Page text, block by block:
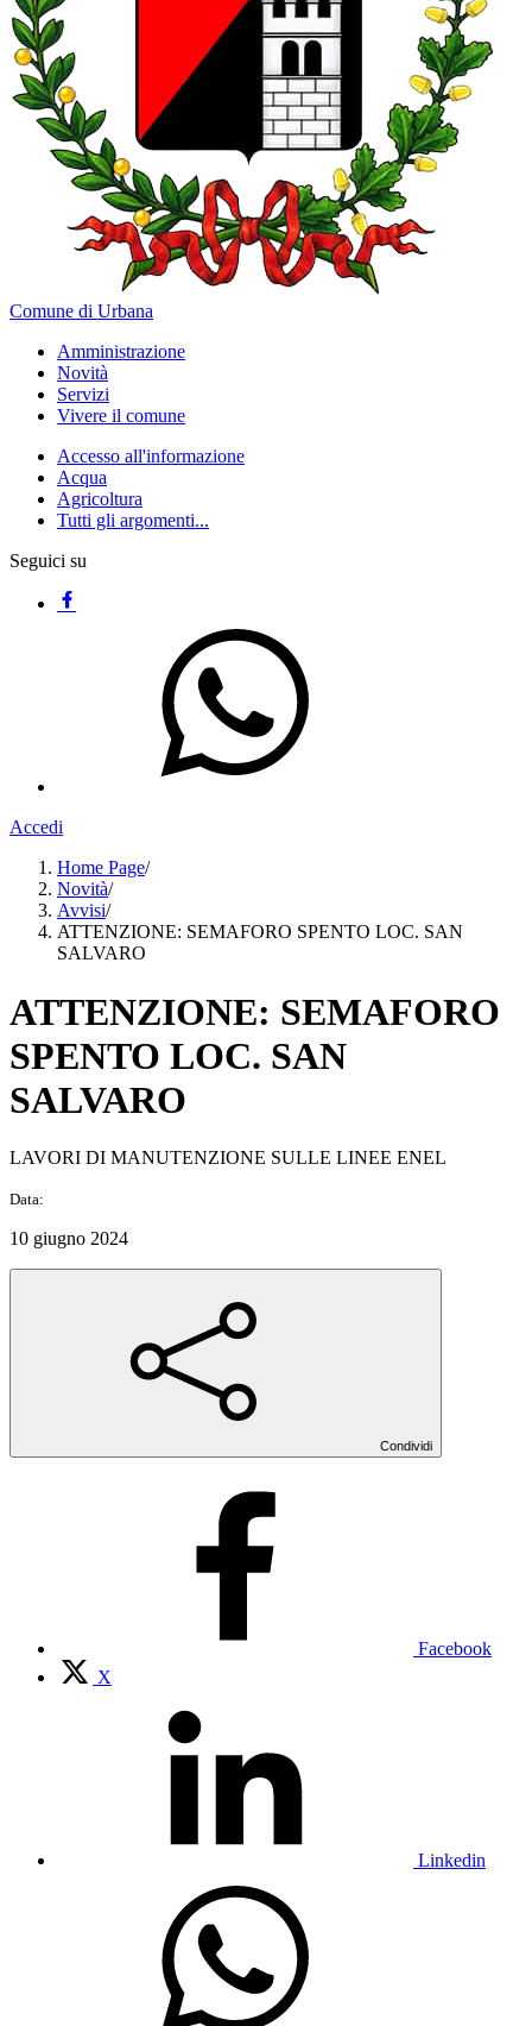
Comune di Urbana
Amministrazione
Novità
Servizi
Vivere il comune
Accesso all'informazione
Acqua
Agricoltura
Tutti gli argomenti...
Seguici su
Accedi
Home Page/
Novità/
Avvisi/
ATTENZIONE: SEMAFORO SPENTO LOC. SAN
SALVARO
ATTENZIONE: SEMAFORO
SPENTO LOC. SAN
SALVARO
LAVORI DI MANUTENZIONE SULLE LINEE ENEL
Data:
10 giugno 2024
Condividi
Facebook
X
Linkedin